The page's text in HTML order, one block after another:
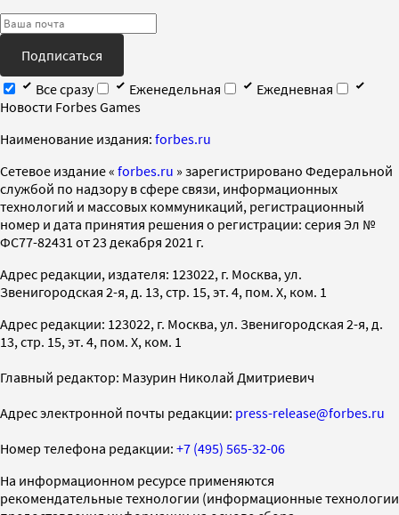
Подписаться
Все сразу
Еженедельная
Ежедневная
Новости Forbes Games
Наименование издания: forbes.ru
Cетевое издание « forbes.ru » зарегистрировано Федеральной
службой по надзору в сфере связи, информационных
технологий и массовых коммуникаций, регистрационный
номер и дата принятия решения о регистрации: серия Эл №
ФС77-82431 от 23 декабря 2021 г.
Адрес редакции, издателя: 123022, г. Москва, ул.
Звенигородская 2-я, д. 13, стр. 15, эт. 4, пом. X, ком. 1
Адрес редакции: 123022, г. Москва, ул. Звенигородская 2-я, д.
13, стр. 15, эт. 4, пом. X, ком. 1
Главный редактор: Мазурин Николай Дмитриевич
Адрес электронной почты редакции: press-release@forbes.ru
Номер телефона редакции: +7 (495) 565-32-06
На информационном ресурсе применяются
рекомендательные технологии (информационные технологии